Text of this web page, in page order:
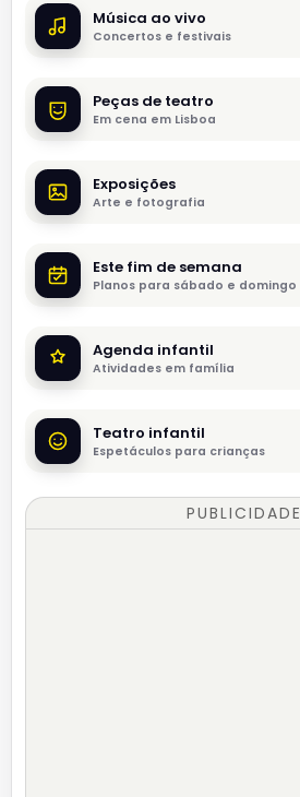
Música ao vivo
Concertos e festivais
Peças de teatro
Em cena em Lisboa
Exposições
Arte e fotografia
Este fim de semana
Planos para sábado e domingo
Agenda infantil
Atividades em família
Teatro infantil
Espetáculos para crianças
PUBLICIDADE